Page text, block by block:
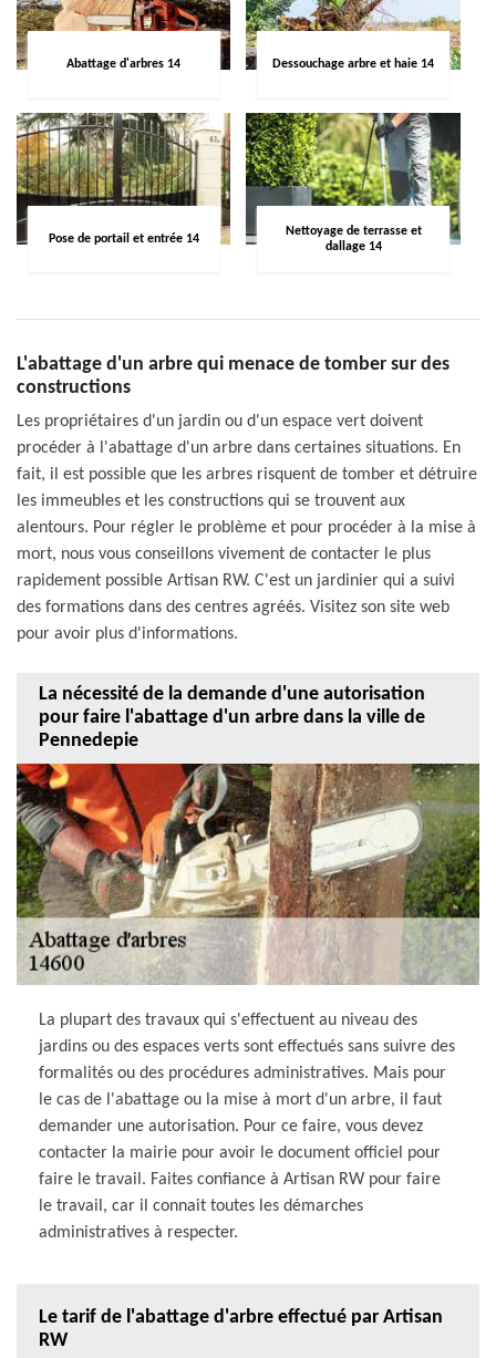
Abattage d'arbres 14 Dessouchage arbre et haie 14
Pose de portail et entrée 14
Nettoyage de terrasse et
dallage 14
L'abattage d'un arbre qui menace de tomber sur des
constructions
Les propriétaires d'un jardin ou d'un espace vert doivent
procéder à l'abattage d'un arbre dans certaines situations. En
fait, il est possible que les arbres risquent de tomber et détruire
les immeubles et les constructions qui se trouvent aux
alentours. Pour régler le problème et pour procéder à la mise à
mort, nous vous conseillons vivement de contacter le plus
rapidement possible Artisan RW. C'est un jardinier qui a suivi
des formations dans des centres agréés. Visitez son site web
pour avoir plus d'informations.
La nécessité de la demande d'une autorisation
pour faire l'abattage d'un arbre dans la ville de
Pennedepie
La plupart des travaux qui s'effectuent au niveau des
jardins ou des espaces verts sont effectués sans suivre des
formalités ou des procédures administratives. Mais pour
le cas de l'abattage ou la mise à mort d'un arbre, il faut
demander une autorisation. Pour ce faire, vous devez
contacter la mairie pour avoir le document officiel pour
faire le travail. Faites confiance à Artisan RW pour faire
le travail, car il connait toutes les démarches
administratives à respecter.
Le tarif de l'abattage d'arbre effectué par Artisan
RW